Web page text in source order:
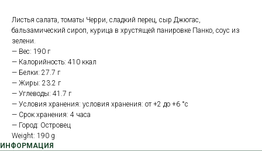
Листья салата, томаты Черри, сладкий перец, сыр Джюгас,
бальзамический сироп, курица в хрустящей панировке Панко, соус из
зелени.
— Вес: 190 г
— Калорийность: 410 ккал
— Белки: 27.7 г
— Жиры: 23.2 г
— Углеводы: 41.7 г
— Условия хранения: условия хранения: от +2 до +6 °с
— Срок хранения: 4 часа
— Город: Островец
Weight: 190 g
ИНФОРМАЦИЯ